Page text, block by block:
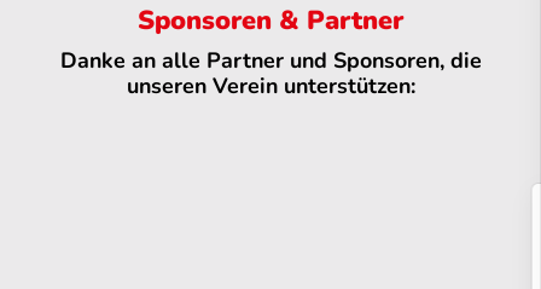
Sponsoren & Partner
Danke an alle Partner und Sponsoren, die
unseren Verein unterstützen: